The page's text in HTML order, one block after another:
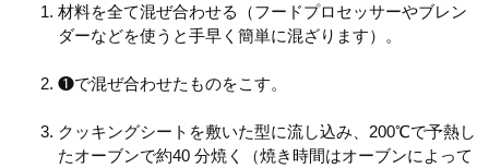
材料を全て混ぜ合わせる（フードプロセッサーやブレン
ダーなどを使うと手早く簡単に混ざります）。
❶で混ぜ合わせたものをこす。
クッキングシートを敷いた型に流し込み、200℃で予熱し
たオーブンで約40 分焼く（焼き時間はオーブンによって